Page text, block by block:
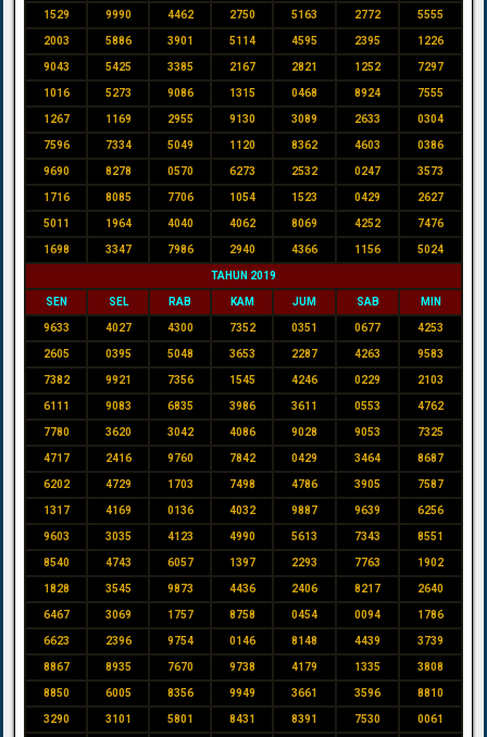
1529 9990 4462 2750 5163 2772 5555
2003 5886 3901 5114 4595 2395 1226
9043 5425 3385 2167 2821 1252 7297
1016 5273 9086 1315 0468 8924 7555
1267 1169 2955 9130 3089 2633 0304
7596 7334 5049 1120 8362 4603 0386
9690 8278 0570 6273 2532 0247 3573
1716 8085 7706 1054 1523 0429 2627
5011 1964 4040 4062 8069 4252 7476
1698 3347 7986 2940 4366 1156 5024
TAHUN 2019
SEN SEL RAB KAM JUM SAB MIN
9633 4027 4300 7352 0351 0677 4253
2605 0395 5048 3653 2287 4263 9583
7382 9921 7356 1545 4246 0229 2103
6111 9083 6835 3986 3611 0553 4762
7780 3620 3042 4086 9028 9053 7325
4717 2416 9760 7842 0429 3464 8687
6202 4729 1703 7498 4786 3905 7587
1317 4169 0136 4032 9887 9639 6256
9603 3035 4123 4990 5613 7343 8551
8540 4743 6057 1397 2293 7763 1902
1828 3545 9873 4436 2406 8217 2640
6467 3069 1757 8758 0454 0094 1786
6623 2396 9754 0146 8148 4439 3739
8867 8935 7670 9738 4179 1335 3808
8850 6005 8356 9949 3661 3596 8810
3290 3101 5801 8431 8391 7530 0061